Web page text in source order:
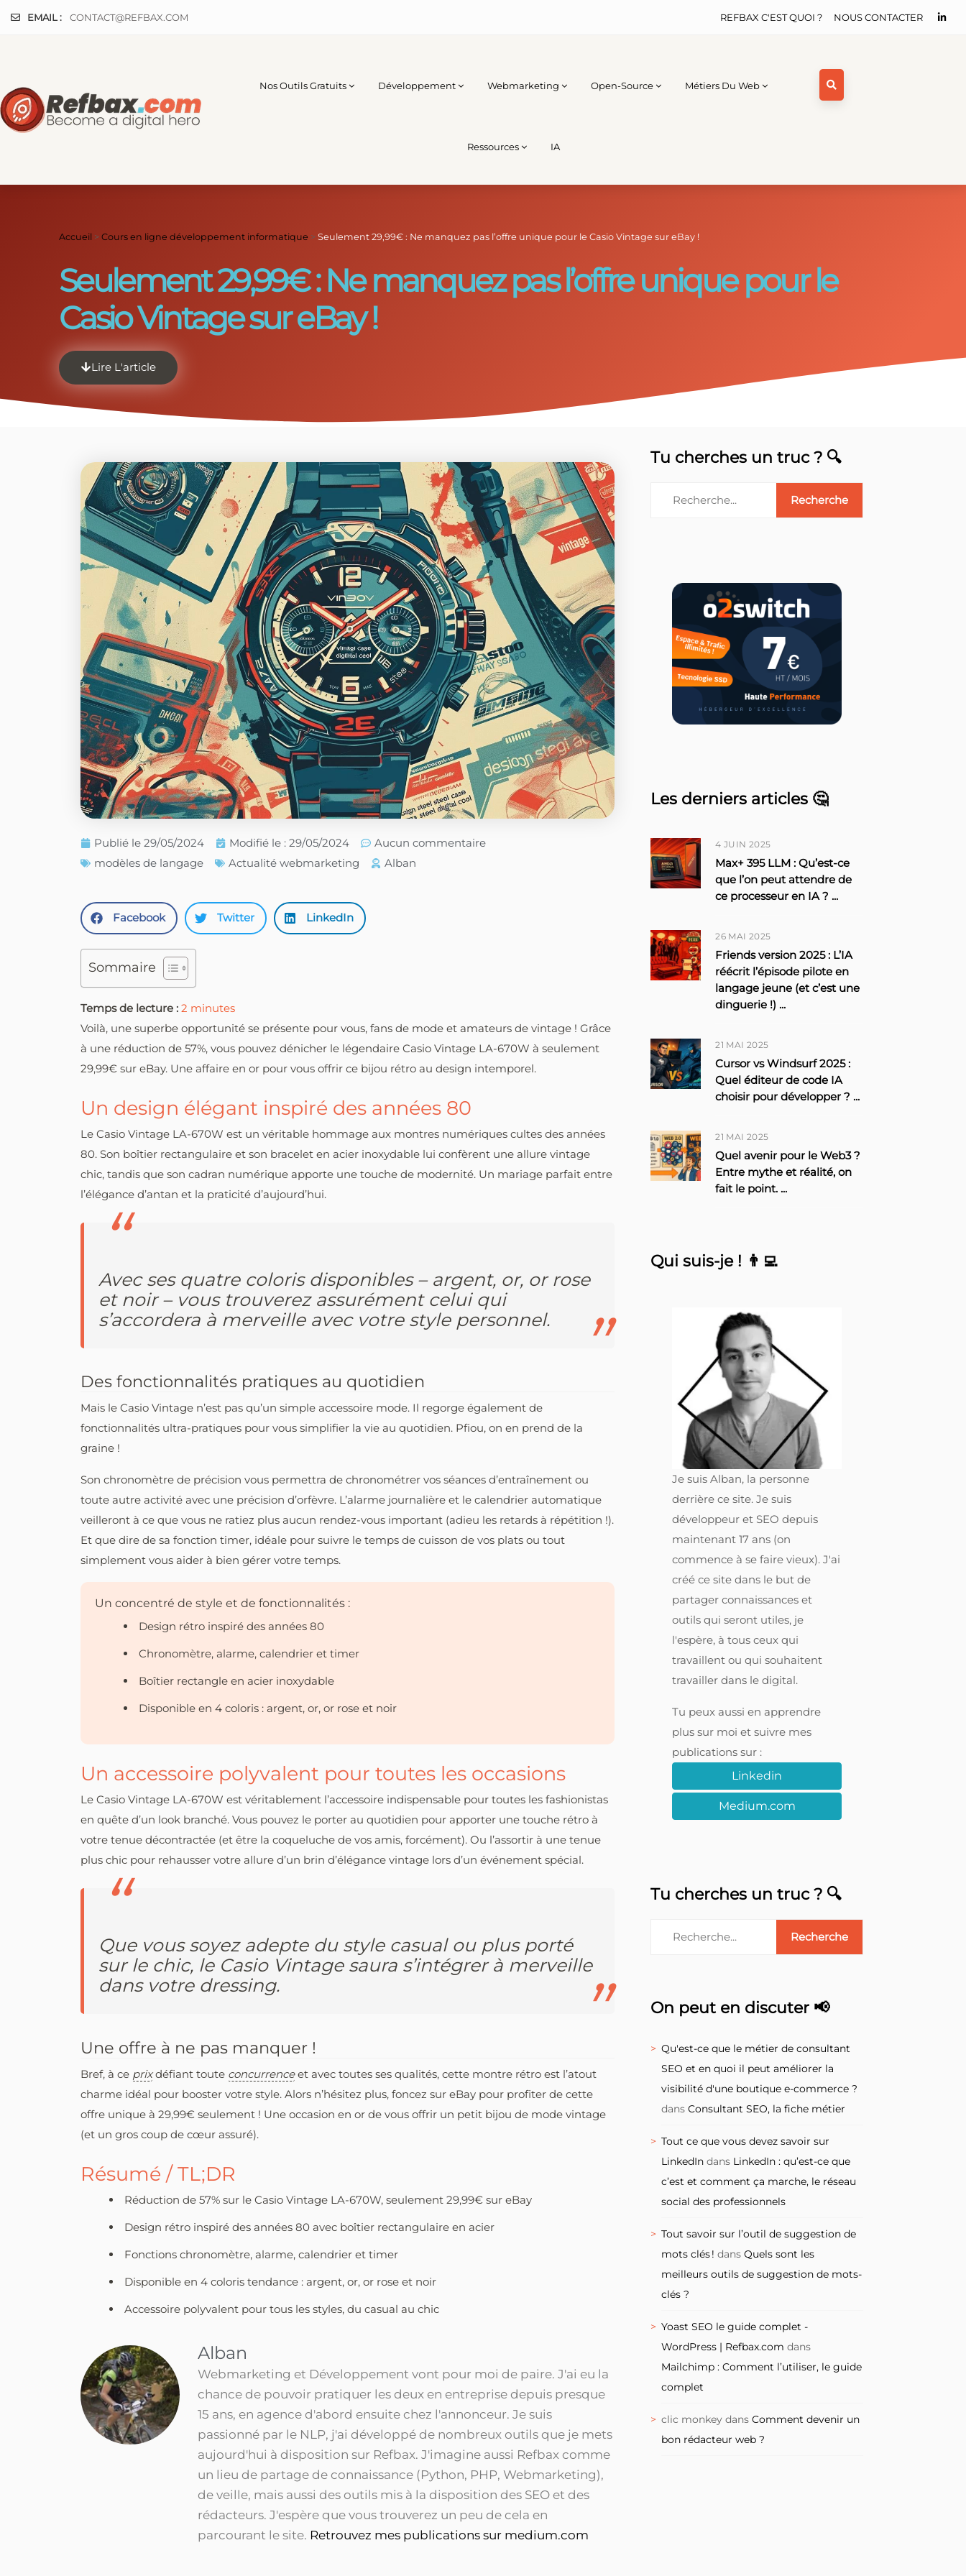
EMAIL : CONTACT@REFBAX.COM NOUS CONTACTER
REFBAX C'EST QUOI ?
Nos Outils Gratuits Développement Webmarketing Open-Source Métiers Du Web
Ressources IA
Accueil > Cours en ligne développement informatique > Seulement 29,99€ : Ne manquez pas l’offre unique pour le Casio Vintage sur eBay !
Seulement 29,99€ : Ne manquez pas l’offre unique pour le
Casio Vintage sur eBay !
Lire L'article
Publié le 29/05/2024 Modifié le : 29/05/2024
Aucun commentaire
modèles de langage
Actualité webmarketing Alban
Facebook Twitter LinkedIn
Sommaire
Temps de lecture : 2 minutes
Voilà, une superbe opportunité se présente pour vous, fans de mode et amateurs de vintage ! Grâce
à une réduction de 57%, vous pouvez dénicher le légendaire Casio Vintage LA-670W à seulement
29,99€ sur eBay. Une affaire en or pour vous offrir ce bijou rétro au design intemporel.
Un design élégant inspiré des années 80
Le Casio Vintage LA-670W est un véritable hommage aux montres numériques cultes des années
80. Son boîtier rectangulaire et son bracelet en acier inoxydable lui confèrent une allure vintage
chic, tandis que son cadran numérique apporte une touche de modernité. Un mariage parfait entre
l’élégance d’antan et la praticité d’aujourd’hui.
Avec ses quatre coloris disponibles – argent, or, or rose
et noir – vous trouverez assurément celui qui
s’accordera à merveille avec votre style personnel.
Des fonctionnalités pratiques au quotidien
Mais le Casio Vintage n’est pas qu’un simple accessoire mode. Il regorge également de
fonctionnalités ultra-pratiques pour vous simplifier la vie au quotidien. Pfiou, on en prend de la
graine !
Son chronomètre de précision vous permettra de chronométrer vos séances d’entraînement ou
toute autre activité avec une précision d’orfèvre. L’alarme journalière et le calendrier automatique
veilleront à ce que vous ne ratiez plus aucun rendez-vous important (adieu les retards à répétition !).
Et que dire de sa fonction timer, idéale pour suivre le temps de cuisson de vos plats ou tout
simplement vous aider à bien gérer votre temps.
Un concentré de style et de fonctionnalités :
Design rétro inspiré des années 80
Chronomètre, alarme, calendrier et timer
Boîtier rectangle en acier inoxydable
Disponible en 4 coloris : argent, or, or rose et noir
Un accessoire polyvalent pour toutes les occasions
Le Casio Vintage LA-670W est véritablement l’accessoire indispensable pour toutes les fashionistas
en quête d’un look branché. Vous pouvez le porter au quotidien pour apporter une touche rétro à
votre tenue décontractée (et être la coqueluche de vos amis, forcément). Ou l’assortir à une tenue
plus chic pour rehausser votre allure d’un brin d’élégance vintage lors d’un événement spécial.
Que vous soyez adepte du style casual ou plus porté
sur le chic, le Casio Vintage saura s’intégrer à merveille
dans votre dressing.
Une offre à ne pas manquer !
Bref, à ce prixdéfiant toute concurrenceet avec toutes ses qualités, cette montre rétro est l’atout
charme idéal pour booster votre style. Alors n’hésitez plus, foncez sur eBay pour profiter de cette
offre unique à 29,99€ seulement ! Une occasion en or de vous offrir un petit bijou de mode vintage
(et un gros coup de cœur assuré).
Résumé / TL;DR
Réduction de 57% sur le Casio Vintage LA-670W, seulement 29,99€ sur eBay
Design rétro inspiré des années 80 avec boîtier rectangulaire en acier
Fonctions chronomètre, alarme, calendrier et timer
Disponible en 4 coloris tendance : argent, or, or rose et noir
Accessoire polyvalent pour tous les styles, du casual au chic
Alban
Webmarketing et Développement vont pour moi de paire. J'ai eu la
chance de pouvoir pratiquer les deux en entreprise depuis presque
15 ans, en agence d'abord ensuite chez l'annonceur. Je suis
passionné par le NLP, j'ai développé de nombreux outils que je mets
aujourd'hui à disposition sur Refbax. J'imagine aussi Refbax comme
un lieu de partage de connaissance (Python, PHP, Webmarketing),
de veille, mais aussi des outils mis à la disposition des SEO et des
rédacteurs. J'espère que vous trouverez un peu de cela en
parcourant le site. Retrouvez mes publications sur medium.com
Tu cherches un truc ? 🔍
Les derniers articles 🤔
4 JUIN 2025
Max+ 395 LLM : Qu’est-ce
que l’on peut attendre de
ce processeur en IA ? ...
26 MAI 2025
Friends version 2025 : L’IA
réécrit l’épisode pilote en
langage jeune (et c’est une
dinguerie !) ...
21 MAI 2025
Cursor vs Windsurf 2025 :
Quel éditeur de code IA
choisir pour développer ? ...
21 MAI 2025
Quel avenir pour le Web3 ?
Entre mythe et réalité, on
fait le point. ...
Qui suis-je ! 👨‍💻
Je suis Alban, la personne
derrière ce site. Je suis
développeur et SEO depuis
maintenant 17 ans (on
commence à se faire vieux). J'ai
créé ce site dans le but de
partager connaissances et
outils qui seront utiles, je
l'espère, à tous ceux qui
travaillent ou qui souhaitent
travailler dans le digital.
Tu peux aussi en apprendre
plus sur moi et suivre mes
publications sur :
Linkedin
Medium.com
Tu cherches un truc ? 🔍
On peut en discuter 📢
Qu'est-ce que le métier de consultant
SEO et en quoi il peut améliorer la
visibilité d'une boutique e-commerce ?
dansConsultant SEO, la fiche métier
Tout ce que vous devez savoir sur
LinkedIn dans LinkedIn : qu’est-ce que
c’est et comment ça marche, le réseau
social des professionnels
Tout savoir sur l’outil de suggestion de
mots clés ! dansQuels sont les
meilleurs outils de suggestion de mots-
clés ?
Yoast SEO le guide complet -
WordPress | Refbax.com dans
Mailchimp : Comment l’utiliser, le guide
complet
clic monkey dansComment devenir un
bon rédacteur web ?